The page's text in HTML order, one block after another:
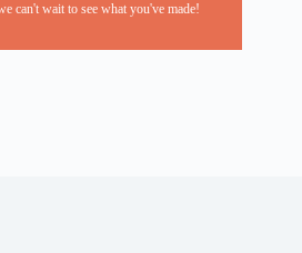
can't wait to see what you've made!